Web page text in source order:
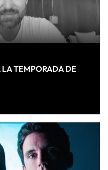
TEMPORADA DE